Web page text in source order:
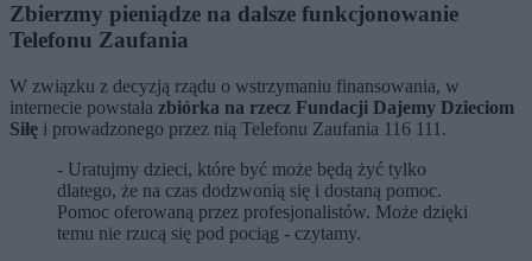
Zbierzmy pieniądze na dalsze funkcjonowanie
Telefonu Zaufania
W związku z decyzją rządu o wstrzymaniu finansowania, w
internecie powstała zbiórka na rzecz Fundacji Dajemy Dzieciom
Siłę i prowadzonego przez nią Telefonu Zaufania 116 111.
- Uratujmy dzieci, które być może będą żyć tylko
dlatego, że na czas dodzwonią się i dostaną pomoc.
Pomoc oferowaną przez profesjonalistów. Może dzięki
temu nie rzucą się pod pociąg - czytamy.